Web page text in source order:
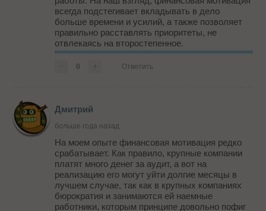
всегда подстегивает вкладывать в дело
больше времени и усилий, а также позволяет
правильно расставлять приоритеты, не
отвлекаясь на второстепенное.
Что касается конкретно "Битвы за конверсию",
0 Ответить
Дмитрий
больше года назад
На моем опыте финансовая мотивация редко
срабатывает. Как правило, крупные компании
платят много денег за аудит, а вот на
реализацию его могут уйти долгие месяцы в
лучшем случае, так как в крупных компаниях
бюрократия и занимаются ей наемные
работники, которым принципе довольно пофиг